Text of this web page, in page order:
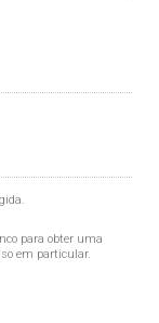
para obter uma
em particular.